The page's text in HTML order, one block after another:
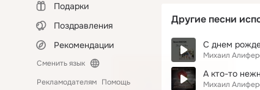
Подарки
Поздравления
Рекомендации
Сменить язык
Рекламодателям Помощь
Другие песни
С днем
Михаил
А кто-то
Михаил